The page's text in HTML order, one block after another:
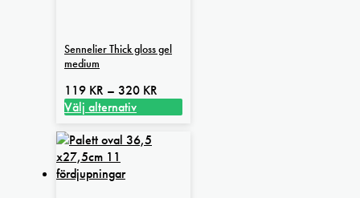
Sennelier Thick gloss gel
medium
119 KR – 320 KR
Välj alternativ
här
produkten
har